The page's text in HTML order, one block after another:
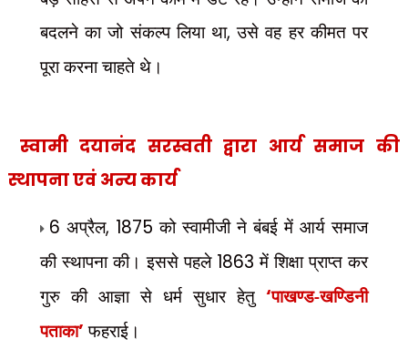
बदलने का जो संकल्प लिया था,उसे वह हर कीमत पर
पूरा करना चाहते थे।
स्वामी दयानंद सरस्वती द्वारा आर्य समाज की
स्थापना एवं अन्य कार्य
6 अप्रैल, 1875 को स्वामीजी ने बंबई में आर्य समाज
की स्थापना की। इससे पहले 1863 में शिक्षा प्राप्त कर
गुरु की आज्ञा से धर्म सुधार हेतु‘पाखण्ड-खण्डिनी
पताका’ फहराई।